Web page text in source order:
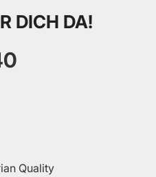
DICH DA!